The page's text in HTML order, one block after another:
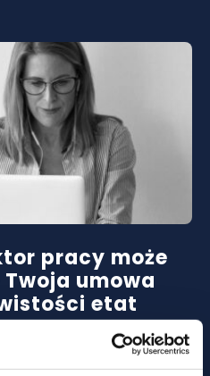
pracy może
umowa
etat